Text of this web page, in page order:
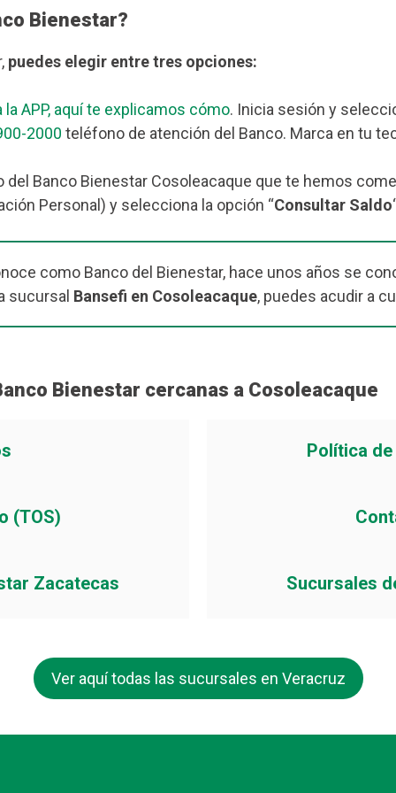
Bienestar?
puedes elegir entre tres opciones:
la APP, aquí te explicamos cómo. Inicia sesión y
2000 teléfono de atención del Banco. Marca en tu
del Banco Bienestar Cosoleacaque que te hemos
Personal) y selecciona la opción “Consultar Saldo
como Banco del Bienestar, hace unos años se
sucursal Bansefi en Cosoleacaque, puedes acudir a
Bienestar cercanas a Cosoleacaque
Política
(TOS)
Zacatecas Sucursales
Ver aquí todas las sucursales en Veracruz